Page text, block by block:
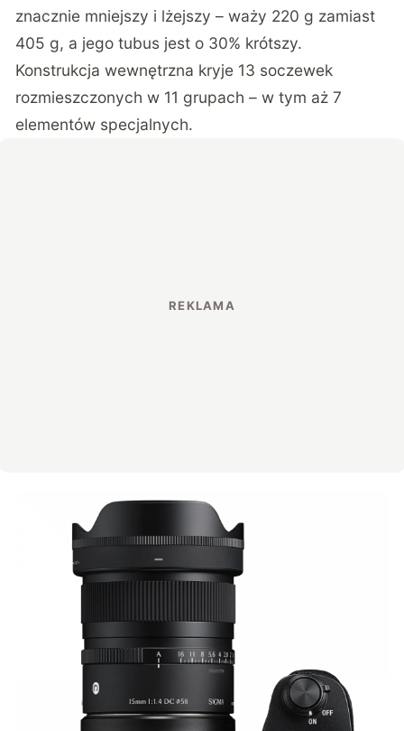
znacznie mniejszy i lżejszy – waży 220 g zamiast
405 g, a jego tubus jest o 30% krótszy.
Konstrukcja wewnętrzna kryje 13 soczewek
rozmieszczonych w 11 grupach – w tym aż 7
elementów specjalnych.